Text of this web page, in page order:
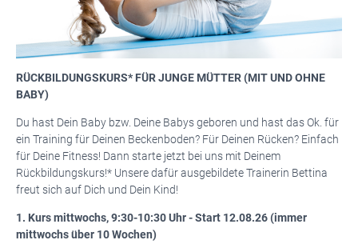
RÜCKBILDUNGSKURS* FÜR JUNGE MÜTTER (MIT UND OHNE
BABY)
Du hast Dein Baby bzw. Deine Babys geboren und hast das Ok. für
ein Training für Deinen Beckenboden? Für Deinen Rücken? Einfach
für Deine Fitness! Dann starte jetzt bei uns mit Deinem
Rückbildungskurs!* Unsere dafür ausgebildete Trainerin Bettina
freut sich auf Dich und Dein Kind!
1. Kurs mittwochs, 9:30-10:30 Uhr - Start 12.08.26 (immer
mittwochs über 10 Wochen)